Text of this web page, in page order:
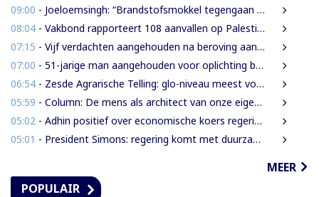
09:00 - Joeloemsingh: “Brandstofsmokkel tegengaan middels kleuren van legale brandstof”
08:04 - Vakbond rapporteert 108 aanvallen op Palestijnse journalisten in juli
07:15 - Vijf verdachten aangehouden na beroving aan Rijsdijkweg
07:00 - 51-jarige man aangehouden voor oplichting bejaarde vrouw in centrum Paramaribo
06:54 - Zesde Agrarische Telling: glo-niveau meest voorkomend onder landbouwers
05:59 - Column: De mens als architect van onze eigen rampen
05:02 - Adhin positief over economische koers regering, maar wil snellere uitvoering
05:01 - President Simons: regering komt met duurzame oplossing voor grondenrechten
MEER
POPULAIR